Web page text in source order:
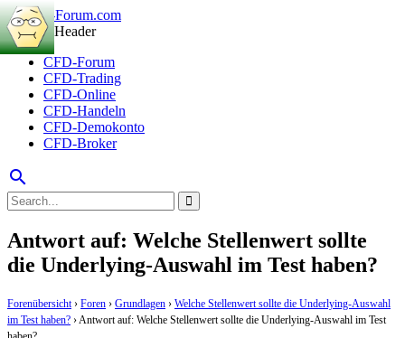
CFD-Forum
CFD-Trading
CFD-Online
CFD-Handeln
CFD-Demokonto
CFD-Broker
search
Antwort auf: Welche Stellenwert sollte
die Underlying-Auswahl im Test haben?
Forenübersicht › Foren › Grundlagen › Welche Stellenwert sollte die Underlying-Auswahl
im Test haben? ›Antwort auf: Welche Stellenwert sollte die Underlying-Auswahl im Test